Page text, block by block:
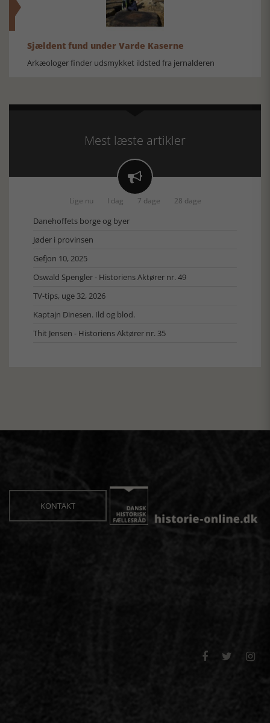
Sjældent fund under Varde Kaserne
Arkæologer finder udsmykket ildsted fra jernalderen
Mest læste artikler

Lige nu I dag 7 dage 28 dage
Danehoffets borge og byer
Jøder i provinsen
Gefjon 10, 2025
Oswald Spengler - Historiens Aktører nr. 49
TV-tips, uge 32, 2026
Kaptajn Dinesen. Ild og blod.
Thit Jensen - Historiens Aktører nr. 35
KONTAKT
  